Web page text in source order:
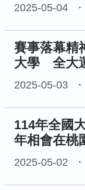
2025-05-04
賽事落幕精
大學 全大
2025-05-03
114年全國
年相會在桃
2025-05-02